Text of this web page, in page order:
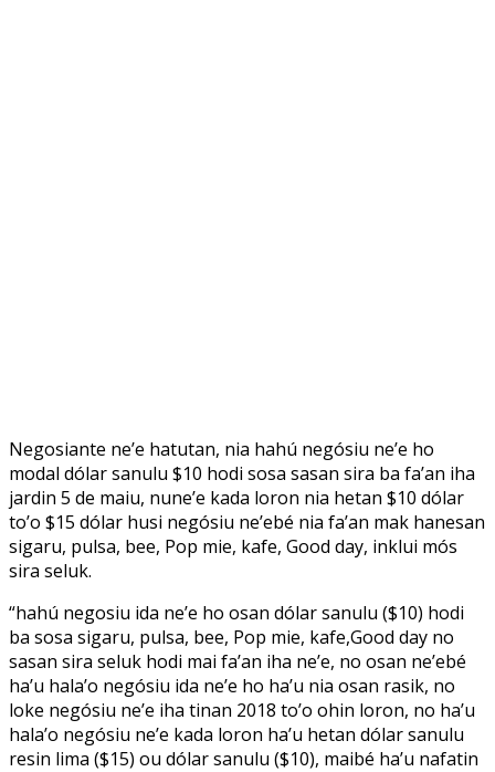
Negosiante ne’e hatutan, nia hahú negósiu ne’e ho
modal dólar sanulu $10 hodi sosa sasan sira ba fa’an iha
jardin 5 de maiu, nune’e kada loron nia hetan $10 dólar
to’o $15 dólar husi negósiu ne’ebé nia fa’an mak hanesan
sigaru, pulsa, bee, Pop mie, kafe, Good day, inklui mós
sira seluk.
“hahú negosiu ida ne’e ho osan dólar sanulu ($10) hodi
ba sosa sigaru, pulsa, bee, Pop mie, kafe,Good day no
sasan sira seluk hodi mai fa’an iha ne’e, no osan ne’ebé
ha’u hala’o negósiu ida ne’e ho ha’u nia osan rasik, no
loke negósiu ne’e iha tinan 2018 to’o ohin loron, no ha’u
hala’o negósiu ne’e kada loron ha’u hetan dólar sanulu
resin lima ($15) ou dólar sanulu ($10), maibé ha’u nafatin